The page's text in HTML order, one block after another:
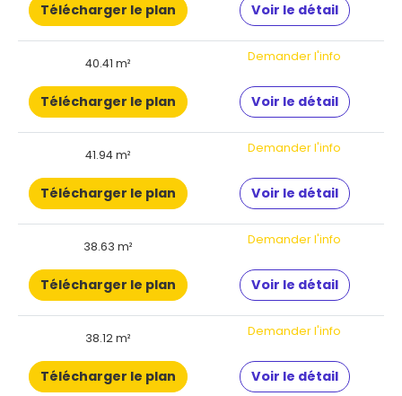
Télécharger le plan Voir le détail
40.41 m² Demander l'info
Télécharger le plan Voir le détail
41.94 m² Demander l'info
Télécharger le plan Voir le détail
38.63 m² Demander l'info
Télécharger le plan Voir le détail
38.12 m² Demander l'info
Télécharger le plan Voir le détail